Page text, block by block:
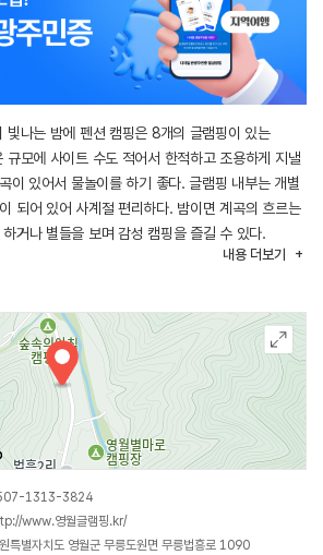
빛나는 밤에 펜션 캠핑은 8개의 글램핑이 있는
규모에 사이트 수도 적어서 한적하고 조용하게 지낼
이 있어서 물놀이를 하기 좋다. 글램핑 내부는 개별
되어 있어 사계절 편리하다. 밤이면 계곡의 흐르는
거나 별들을 보며 감성 캠핑을 즐길 수 있다.
내용 더보기
1313-3824
www.영월글램핑.kr/
특별자치도 영월군 무릉도원면 무릉법흥로 1090